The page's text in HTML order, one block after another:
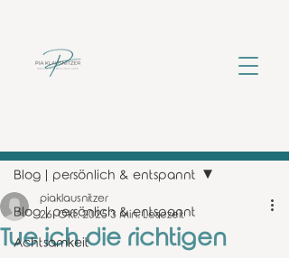
Blog | persönlich & entspannt
Achtsamkeit
Blog | persönlich & entspannt
Tue ich die richtigen
piaklausnitzer
26. Okt. 2025 3 Min. Lesezeit